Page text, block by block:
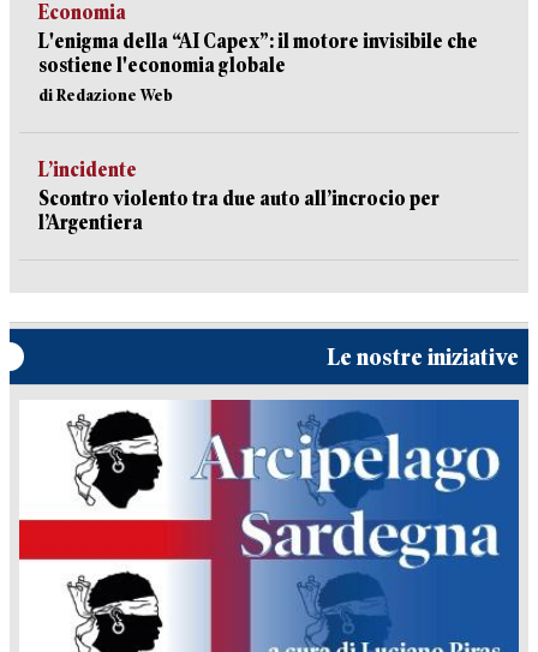
Economia
L'enigma della “AI Capex”: il motore invisibile che
sostiene l'economia globale
di Redazione Web
L’incidente
Scontro violento tra due auto all’incrocio per
l’Argentiera
Le nostre iniziative